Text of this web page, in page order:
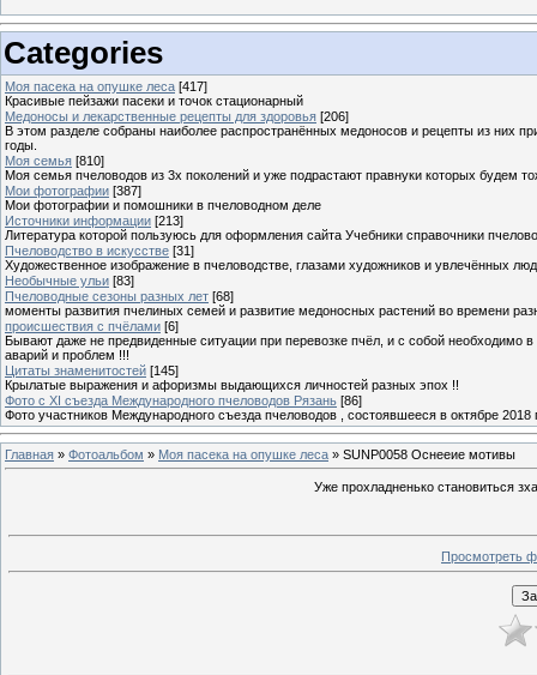
Categories
Моя пасека на опушке леса [417]
Красивые пейзажи пасеки и точок стационарный
Медоносы и лекарственные рецепты для здоровья [206]
В этом разделе собраны наиболее распространённых медоносов и рецепты из них
годы.
Моя семья [810]
Моя семья пчеловодов из 3х поколений и уже подрастают правнуки которых будем
Мои фотографии [387]
Мои фотографии и помошники в пчеловодном деле
Источники информации [213]
Литература которой пользуюсь для оформления сайта Учебники справочники
Пчеловодство в искусстве [31]
Художественное изображение в пчеловодстве, глазами художников и увлечённых
Необычные ульи [83]
Пчеловодные сезоны разных лет [68]
моменты развития пчелиных семей и развитие медоносных растений во времени
происшествия с пчёлами [6]
Бывают даже не предвиденные ситуации при перевозке пчёл, и с собой необходимо
аварий и проблем !!!
Цитаты знаменитостей [145]
Крылатые выражения и афоризмы выдающихся личностей разных эпох !!
Фото с XI съезда Международного пчеловодов Рязань [86]
Фото участников Международного съезда пчеловодов , состоявшееся в октябре 2018
Главная » Фотоальбом » Моя пасека на опушке леса » SUNP0058 Оснееие мотивы
Уже прохладненько становиться
Просмотреть